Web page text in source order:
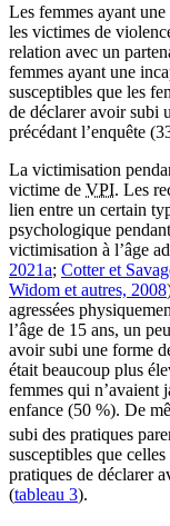
Les femmes ayant
les victimes de
relation avec un
femmes ayant une
susceptibles que les
de déclarer avoir subi
précédant l’enquête
La victimisation
victime de VPI. Les
lien entre un certain
psychologique
victimisation à l’âge
2021a; Cotter et
Widom et autres, 2008
agressées
l’âge de 15 ans, un
avoir subi une forme
était beaucoup plus
femmes qui n’avaient
enfance (50 %). De
subi des pratiques
susceptibles que
pratiques de déclarer
(tableau 3).